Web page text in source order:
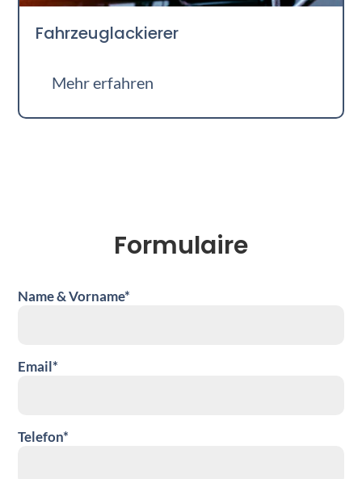
Fahrzeuglackierer
Mehr erfahren
Formulaire
Name & Vorname*
Email*
Telefon*